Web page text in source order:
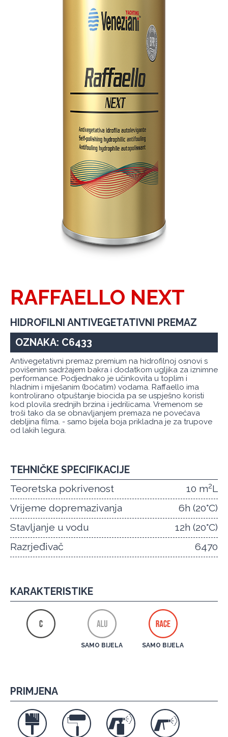
RAFFAELLO NEXT
HIDROFILNI ANTIVEGETATIVNI PREMAZ
OZNAKA: C6433
Antivegetativni premaz premium na hidrofilnoj osnovi s
povišenim sadržajem bakra i dodatkom ugljika za iznimne
performance. Podjednako je učinkovita u toplim i
hladnim i miješanim (boćatim) vodama. Raffaello ima
kontrolirano otpuštanje biocida pa se uspješno koristi
kod plovila srednjih brzina i jedrilicama. Vremenom se
troši tako da se obnavljanjem premaza ne povećava
debljina filma. - samo bijela boja prikladna je za trupove
od lakih legura.
TEHNIČKE SPECIFIKACIJE
Teoretska pokrivenost
10 m2L
Vrijeme dopremazivanja
6h (20°C)
Stavljanje u vodu
12h (20°C)
Razrjeđivač
6470
KARAKTERISTIKE
SAMO BIJELA SAMO BIJELA
PRIMJENA